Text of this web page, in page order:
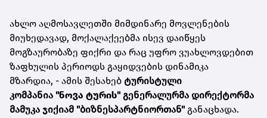
ახლო აღმოსავლეთში მიმდინარე მოვლენების
მიუხედავად, მოქალაქეებმა ისევ დაიწყეს
მოგზაურობაზე ფიქრი და რაც უფრო ვუახლოვდებით
ზაფხულის პერიოდს გაყიდვების დინამიკა
მზარდია, - ამის შესახებ ტურისტული
კომპანია "ნოვა ტურის" გენერალურმა დირექტორმა
მამუკა ჯიქიამ "ბიზნესპარტნიორთან" განაცხადა.